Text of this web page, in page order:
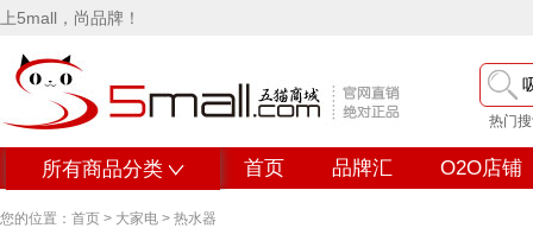
上5mall，尚品牌！
热门
所有商品分类 首页 品牌汇 O2O店铺
您的位置： 首页 > 大家电 > 热水器